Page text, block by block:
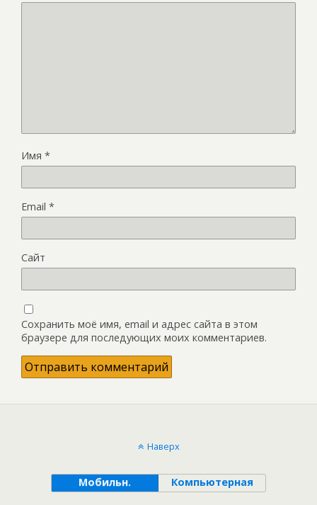
Имя *
Email *
Сайт
Сохранить моё имя, email и адрес сайта в этом
браузере для последующих моих комментариев.
Наверх
Мобильн. Компьютерная